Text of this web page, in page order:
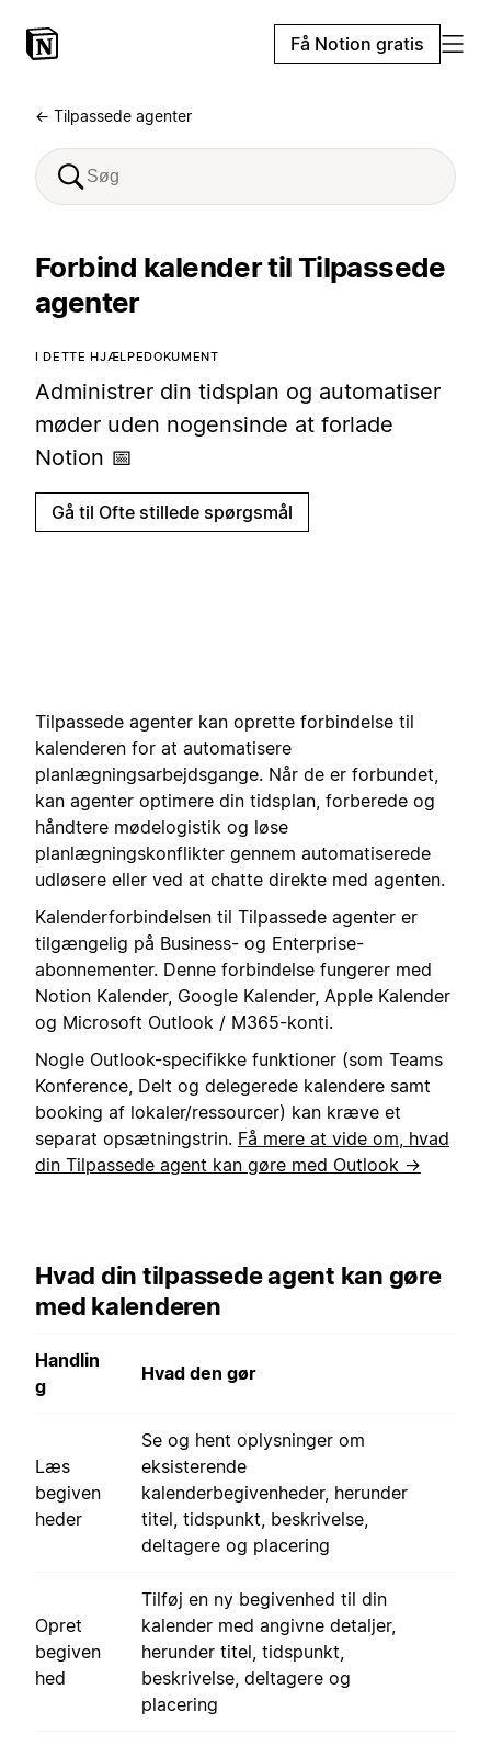
Få Notion gratis
← Tilpassede agenter
Forbind kalender til Tilpassede
agenter
I DETTE HJÆLPEDOKUMENT
Administrer din tidsplan og automatiser
møder uden nogensinde at forlade
Notion 📅
Gå til Ofte stillede spørgsmål
Tilpassede agenter kan oprette forbindelse til
kalenderen for at automatisere
planlægningsarbejdsgange. Når de er forbundet,
kan agenter optimere din tidsplan, forberede og
håndtere mødelogistik og løse
planlægningskonflikter gennem automatiserede
udløsere eller ved at chatte direkte med agenten.
Kalenderforbindelsen til Tilpassede agenter er
tilgængelig på Business- og Enterprise-
abonnementer. Denne forbindelse fungerer med
Notion Kalender, Google Kalender, Apple Kalender
og Microsoft Outlook / M365-konti.
Nogle Outlook-specifikke funktioner (som Teams
Konference, Delt og delegerede kalendere samt
booking af lokaler/ressourcer) kan kræve et
separat opsætningstrin. Få mere at vide om, hvad
din Tilpassede agent kan gøre med Outlook →
Hvad din tilpassede agent kan gøre
med kalenderen
Handlin
g
Hvad den gør
Læs
begiven
heder
Se og hent oplysninger om
eksisterende
kalenderbegivenheder, herunder
titel, tidspunkt, beskrivelse,
deltagere og placering
Opret
begiven
hed
Tilføj en ny begivenhed til din
kalender med angivne detaljer,
herunder titel, tidspunkt,
beskrivelse, deltagere og
placering